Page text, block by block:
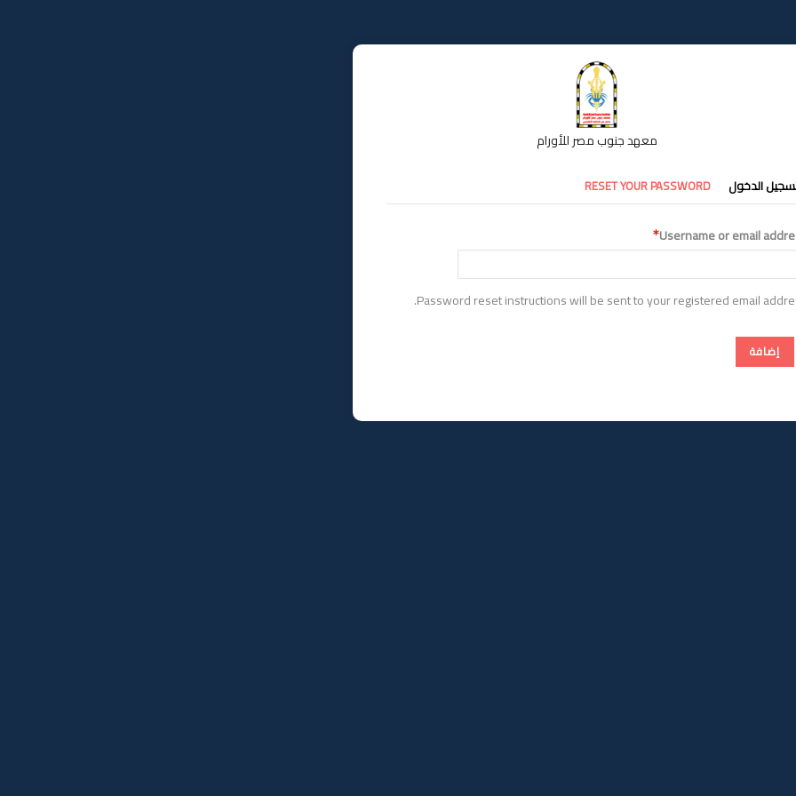
معهد جنوب مصر للأورام
الدخول RESET YOUR PASSWORD
Username or email
Password reset instructions will be sent to your registered email